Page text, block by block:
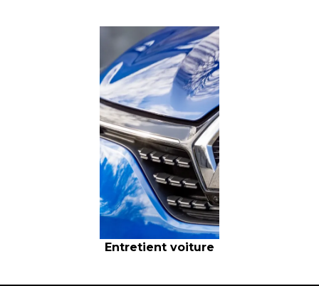
Entretient voiture